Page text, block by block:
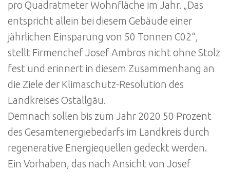
pro Quadratmeter Wohnfläche im Jahr. „Das
entspricht allein bei diesem Gebäude einer
jährlichen Einsparung von 50 Tonnen C02“,
stellt Firmenchef Josef Ambros nicht ohne Stolz
fest und erinnert in diesem Zusammenhang an
die Ziele der Klimaschutz-Resolution des
Landkreises Ostallgäu.
Demnach sollen bis zum Jahr 2020 50 Prozent
des Gesamtenergiebedarfs im Landkreis durch
regenerative Energiequellen gedeckt werden.
Ein Vorhaben, das nach Ansicht von Josef